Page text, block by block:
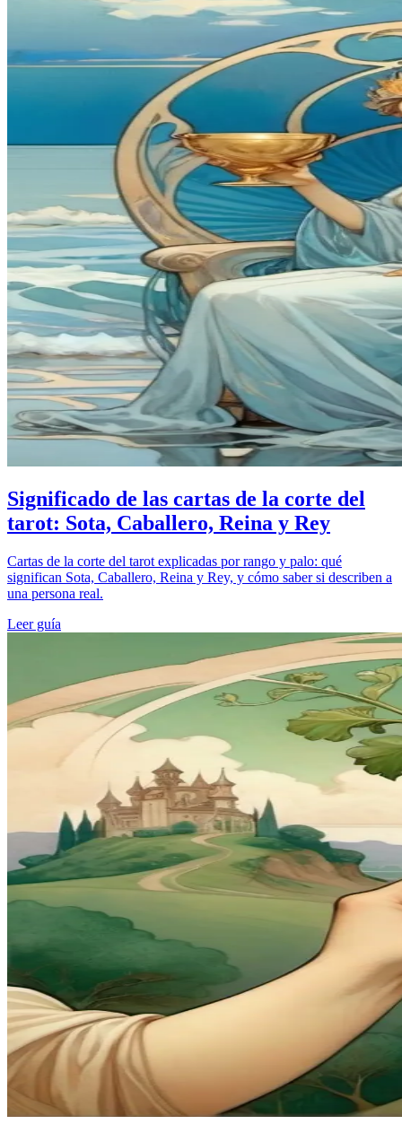
Significado de las cartas de la corte del
tarot: Sota, Caballero, Reina y Rey
Cartas de la corte del tarot explicadas por rango y palo: qué
significan Sota, Caballero, Reina y Rey, y cómo saber si describen a
una persona real.
Leer guía